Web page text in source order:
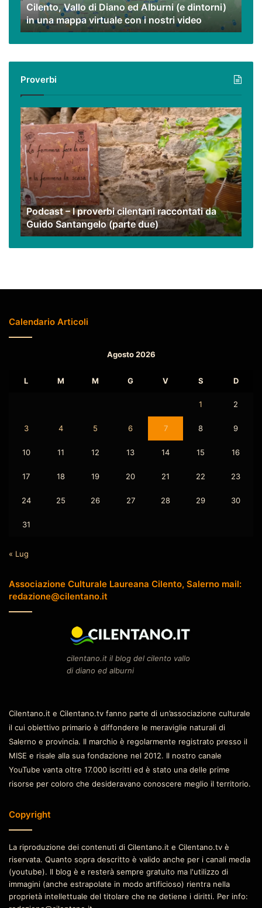
una
mappa
virtuale
nostri
video
Cilento, Vallo di Diano ed Alburni (e dintorni)
in una mappa virtuale con i nostri video
Proverbi
Podcast
–
I
proverbi
cilentani
raccontati
da
Guido
Santangelo
(parte
due)
Podcast – I proverbi cilentani raccontati da
Guido Santangelo (parte due)
Calendario Articoli
Agosto 2026
L M M G V S D
1 2
3 4 5 6 7 8 9
10 11 12 13 14 15 16
17 18 19 20 21 22 23
24 25 26 27 28 29 30
31
« Lug
Associazione Culturale Laureana Cilento, Salerno mail:
redazione@cilentano.it
cilentano.it il blog del cilento vallo
di diano ed alburni
Cilentano.it e Cilentano.tv fanno parte di un’associazione culturale
il cui obiettivo primario è diffondere le meraviglie naturali di
Salerno e provincia. Il marchio è regolarmente registrato presso il
MISE e risale alla sua fondazione nel 2012. Il nostro canale
YouTube vanta oltre 17.000 iscritti ed è stato una delle prime
risorse per coloro che desideravano conoscere meglio il territorio.
Copyright
La riproduzione dei contenuti di Cilentano.it e Cilentano.tv è
riservata. Quanto sopra descritto è valido anche per i canali media
(youtube). Il blog è e resterà sempre gratuito ma l'utilizzo di
immagini (anche estrapolate in modo artificioso) rientra nella
proprietà intellettuale del titolare che ne detiene i diritti. Per info: